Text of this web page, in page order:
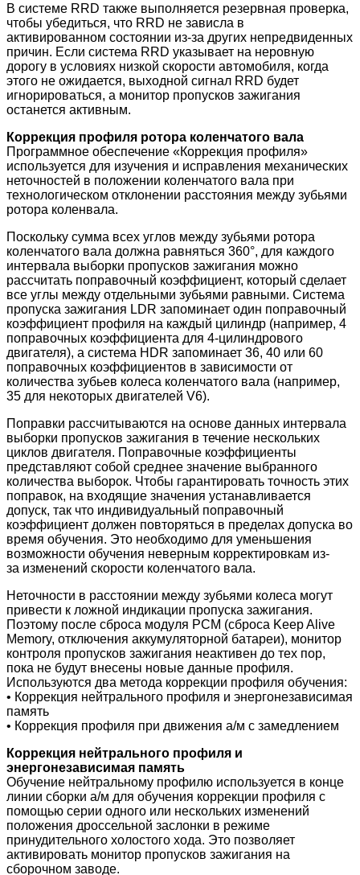
В системе RRD также выполняется резервная проверка,
чтобы убедиться, что RRD не зависла в
активированном состоянии из-за других непредвиденных
причин. Если система RRD указывает на неровную
дорогу в условиях низкой скорости автомобиля, когда
этого не ожидается, выходной сигнал RRD будет
игнорироваться, а монитор пропусков зажигания
останется активным.
Коррекция профиля ротора коленчатого вала
Программное обеспечение «Коррекция профиля»
используется для изучения и исправления механических
неточностей в положении коленчатого вала при
технологическом отклонении расстояния между зубьями
ротора коленвала.
Поскольку сумма всех углов между зубьями ротора
коленчатого вала должна равняться 360°, для каждого
интервала выборки пропусков зажигания можно
рассчитать поправочный коэффициент, который сделает
все углы между отдельными зубьями равными. Система
пропуска зажигания LDR запоминает один поправочный
коэффициент профиля на каждый цилиндр (например, 4
поправочных коэффициента для 4-цилиндрового
двигателя), а система HDR запоминает 36, 40 или 60
поправочных коэффициентов в зависимости от
количества зубьев колеса коленчатого вала (например,
35 для некоторых двигателей V6).
Поправки рассчитываются на основе данных интервала
выборки пропусков зажигания в течение нескольких
циклов двигателя. Поправочные коэффициенты
представляют собой среднее значение выбранного
количества выборок. Чтобы гарантировать точность этих
поправок, на входящие значения устанавливается
допуск, так что индивидуальный поправочный
коэффициент должен повторяться в пределах допуска во
время обучения. Это необходимо для уменьшения
возможности обучения неверным корректировкам из-
за изменений скорости коленчатого вала.
Неточности в расстоянии между зубьями колеса могут
привести к ложной индикации пропуска зажигания.
Поэтому после сброса модуля PCM (сброса Keep Alive
Memory, отключения аккумуляторной батареи), монитор
контроля пропусков зажигания неактивен до тех пор,
пока не будут внесены новые данные профиля.
Используются два метода коррекции профиля обучения:
• Коррекция нейтрального профиля и энергонезависимая
память
• Коррекция профиля при движения а/м с замедлением
Коррекция нейтрального профиля и
энергонезависимая память
Обучение нейтральному профилю используется в конце
линии сборки а/м для обучения коррекции профиля с
помощью серии одного или нескольких изменений
положения дроссельной заслонки в режиме
принудительного холостого хода. Это позволяет
активировать монитор пропусков зажигания на
сборочном заводе.